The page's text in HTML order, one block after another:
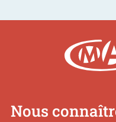
Nous